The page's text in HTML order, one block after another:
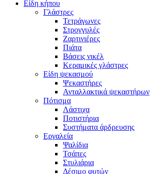
Είδη κήπου
Γλάστρες
Τετράγωνες
Στρογγυλές
Ζαρτινιέρες
Πιάτα
Βάσεις νικέλ
Κεραμικές γλάστρες
Είδη ψεκασμού
Ψεκαστήρες
Ανταλλακτικά ψεκαστήρων
Πότισμα
Λάστιχα
Ποτιστήρια
Συστήματα άρδρευσης
Εργαλεία
Ψαλίδια
Τσάπες
Στυλιάρια
Δέσιμο φυτών